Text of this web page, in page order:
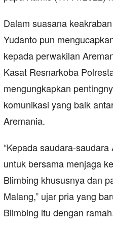
Dalam suasana
Yudanto pun
kepada perwakilan
Kasat Resnarkoba
mengungkapkan
komunikasi yang baik
Aremania.
“Kepada saudara-
untuk bersama menjaga
Blimbing khususnya dan
Malang,” ujar pria yang
Blimbing itu dengan